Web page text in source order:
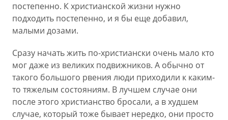
постепенно. К христианской жизни нужно
подходить постепенно, и я бы еще добавил,
малыми дозами.
Сразу начать жить по-христиански очень мало кто
мог даже из великих подвижников. А обычно от
такого большого рвения люди приходили к каким-
то тяжелым состояниям. В лучшем случае они
после этого христианство бросали, а в худшем
случае, который тоже бывает нередко, они просто